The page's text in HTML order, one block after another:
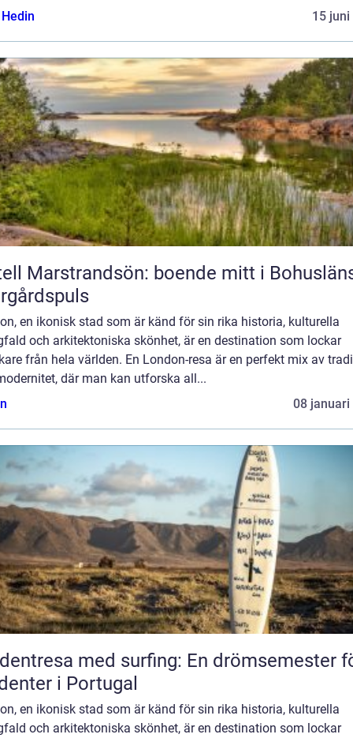
15 juni
Marstrandsön: boende mitt i
en ikonisk stad som är känd för sin rika historia, kulturella
och arkitektoniska skönhet, är en destination som lockar
från hela världen. En London-resa är en perfekt mix av
där man kan utforska all...
08 januari
med surfing: En drömsemester
i Portugal
en ikonisk stad som är känd för sin rika historia, kulturella
och arkitektoniska skönhet, är en destination som lockar